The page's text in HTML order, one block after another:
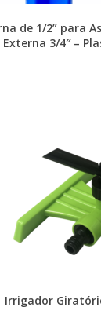
de 1/2” para
3/4″ –
Irrigador